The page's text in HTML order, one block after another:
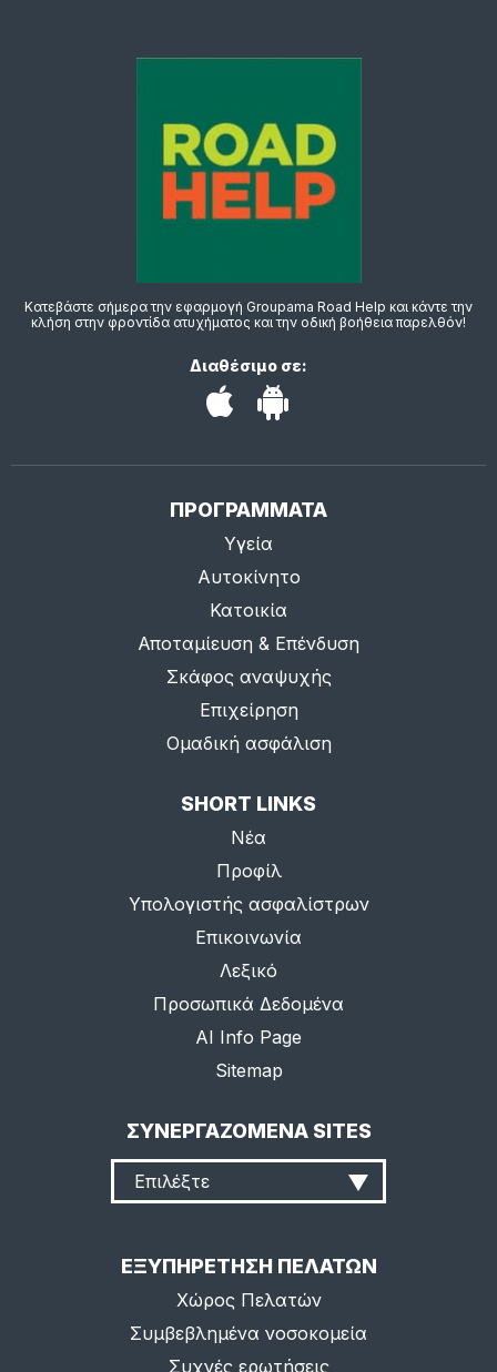
Κατεβάστε σήμερα την εφαρμογή Groupama Road Help και κάντε την
κλήση στην φροντίδα ατυχήματος και την οδική βοήθεια παρελθόν!
Διαθέσιμο σε:
ΠΡΟΓΡΑΜΜΑΤΑ
Υγεία
Αυτοκίνητο
Κατοικία
Αποταμίευση & Επένδυση
Σκάφος αναψυχής
Επιχείρηση
Ομαδική ασφάλιση
SHORT LINKS
Νέα
Προφίλ
Υπολογιστής ασφαλίστρων
Επικοινωνία
Λεξικό
Προσωπικά Δεδομένα
AI Info Page
Sitemap
ΣΥΝΕΡΓΑΖΟΜΕΝΑ SITES
Επιλέξτε
ΕΞΥΠΗΡΕΤΗΣΗ ΠΕΛΑΤΩΝ
Χώρος Πελατών
Συμβεβλημένα νοσοκομεία
Συχνές ερωτήσεις